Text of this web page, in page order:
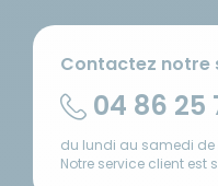
Contactez notre
04 86 25
du lundi au samedi de
Notre service client est